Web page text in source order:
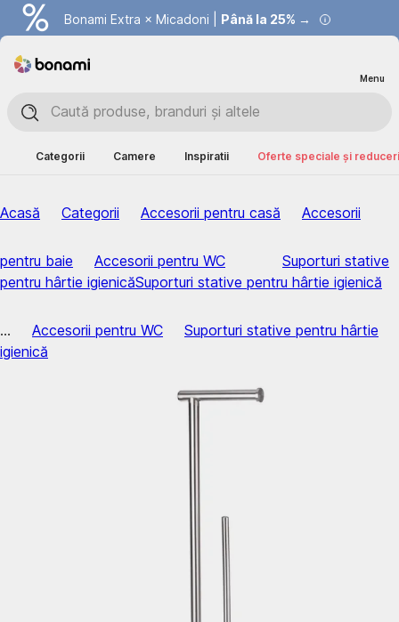
Bonami Extra × Micadoni | Până la 25% →
Summer Sale | Economisești până la 40% →
Menu
Categorii Camere Inspiratii Oferte speciale și reduceri
Acasă Categorii Accesorii pentru casă Accesorii
pentru baie Accesorii pentru WC
Suporturi stative
pentru hârtie igienicăSuporturi stative pentru hârtie igienică
... Accesorii pentru WC
Suporturi stative pentru hârtie
igienică